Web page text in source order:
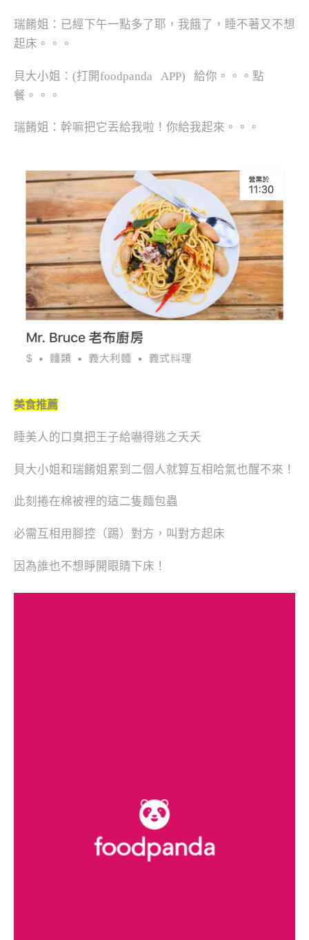
瑞餚姐：已經下午一點多了耶，我餓了，睡不著又不想
起床。。。
貝大小姐：(打開foodpanda APP) 給你。。。點
餐。。。
瑞餚姐：幹嘛把它丟給我啦！你給我起來。。。
美食推薦
睡美人的口臭把王子給嚇得逃之夭夭
貝大小姐和瑞餚姐累到二個人就算互相哈氣也醒不來！
此刻捲在棉被裡的這二隻麵包蟲
必需互相用腳控（踢）對方，叫對方起床
因為誰也不想睜開眼睛下床！